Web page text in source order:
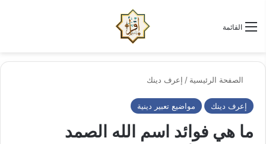
القائمة
الصفحة الرئيسية / إعرف دينك
إعرف دينك مواضيع تعبير دينية
ما هي فوائد اسم الله الصمد